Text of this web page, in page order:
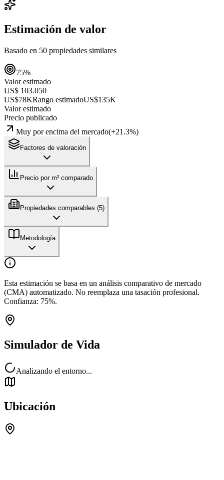
Estimación de valor
Basado en 50 propiedades similares
75%
Valor estimado
US$ 103.050
US$78KRango estimadoUS$135K
Valor estimado
Precio publicado
Muy por encima del mercado(+21.3%)
Factores de valoración
Precio por m² comparado
Propiedades comparables (5)
Metodología
Esta estimación se basa en un análisis comparativo de mercado
(CMA) automatizado. No reemplaza una tasación profesional.
Confianza: 75%.
Simulador de Vida
Analizando el entorno...
Ubicación